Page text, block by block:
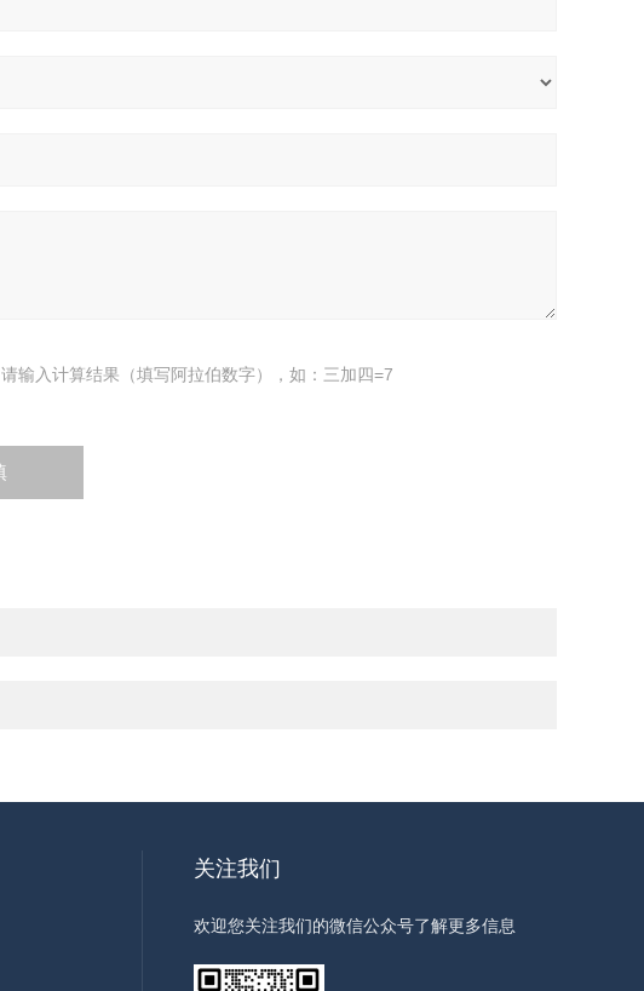
请输入计算结果（填写阿拉伯数字），如：三加四=7
关注我们
欢迎您关注我们的微信公众号了解更多信息